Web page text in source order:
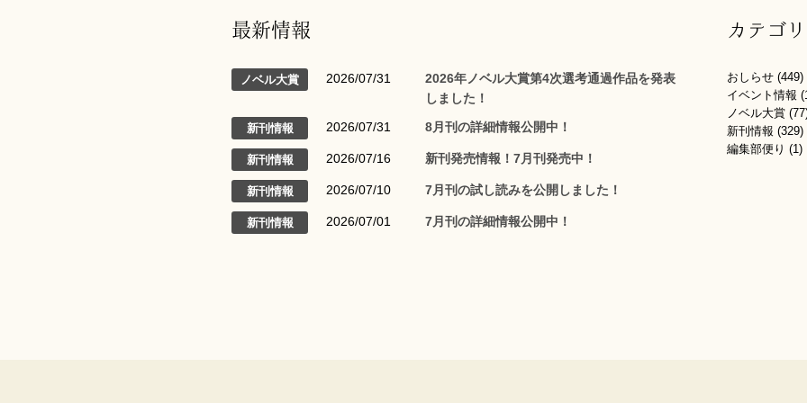
最新情報
ノベル大賞 2026/07/31
2026年ノベル大賞第4次選考通過作品を発表
しました！
新刊情報 2026/07/31 8月刊の詳細情報公開中！
新刊情報 2026/07/16 新刊発売情報！7月刊発売中！
新刊情報 2026/07/10 7月刊の試し読みを公開しました！
新刊情報 2026/07/01 7月刊の詳細情報公開中！
カテゴ
おしらせ (449)
イベント情報
ノベル大賞
新刊情報 (329)
編集部便り (1)